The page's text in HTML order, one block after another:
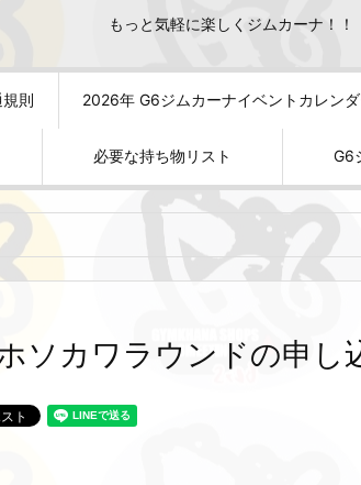
もっと気軽に楽しくジムカーナ！！
則 2026年 G6ジムカーナイベントカレン
必要な持ち物リスト G6
ソカワラウンドの申し